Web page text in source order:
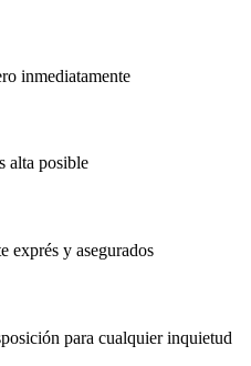
inmediatamente
alta posible
exprés y asegurados
para cualquier inquietud